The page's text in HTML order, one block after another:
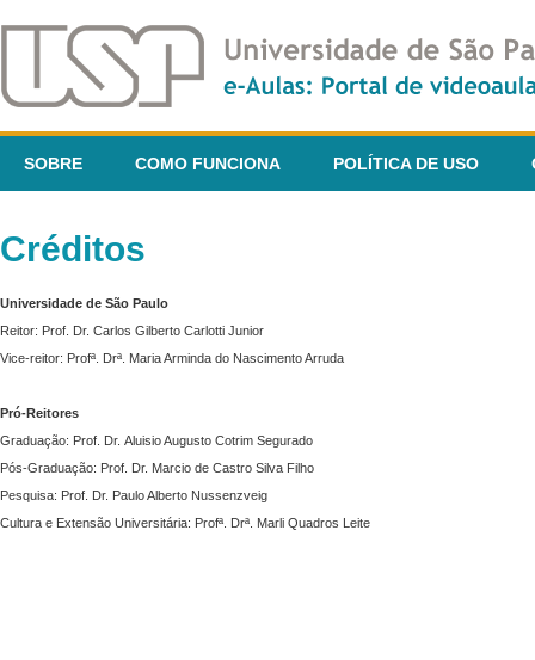
SOBRE COMO FUNCIONA POLÍTICA DE USO
Créditos
Universidade de São Paulo
Reitor: Prof. Dr. Carlos Gilberto Carlotti Junior
Vice-reitor: Profª. Drª. Maria Arminda do Nascimento Arruda
Pró-Reitores
Graduação: Prof. Dr. Aluisio Augusto Cotrim Segurado
Pós-Graduação: Prof. Dr. Marcio de Castro Silva Filho
Pesquisa: Prof. Dr. Paulo Alberto Nussenzveig
Cultura e Extensão Universitária: Profª. Drª. Marli Quadros Leite